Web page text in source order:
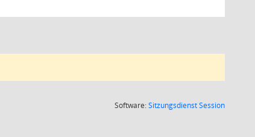
Software:SitzungsdienstSession(Wird in